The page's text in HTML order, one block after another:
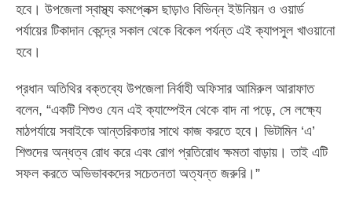
হবে। উপজেলা স্বাস্থ্য কমপ্লেক্স ছাড়াও বিভিন্ন ইউনিয়ন ও ওয়ার্ড
পর্যায়ের টিকাদান কেন্দ্রে সকাল থেকে বিকেল পর্যন্ত এই ক্যাপসুল খাওয়ানো
হবে।
‎প্রধান অতিথির বক্তব্যে উপজেলা নির্বাহী অফিসার আমিরুল আরাফাত
বলেন, “একটি শিশুও যেন এই ক্যাম্পেইন থেকে বাদ না পড়ে, সে লক্ষ্যে
মাঠপর্যায়ে সবাইকে আন্তরিকতার সাথে কাজ করতে হবে। ভিটামিন ‘এ’
শিশুদের অন্ধত্ব রোধ করে এবং রোগ প্রতিরোধ ক্ষমতা বাড়ায়। তাই এটি
সফল করতে অভিভাবকদের সচেতনতা অত্যন্ত জরুরি।”